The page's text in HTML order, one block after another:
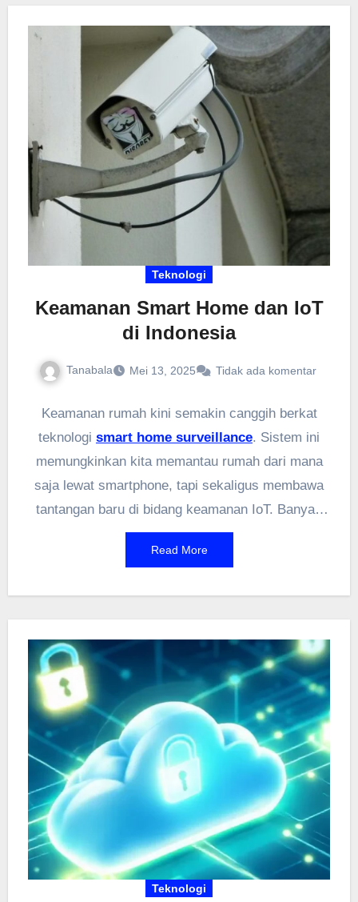
penting banget buat paham cara menjaga
privasi IoTsebelum terlambat.
Yuk, cek langkah-langkah praktisnya!
Teknologi
Keamanan Smart Home dan IoT
di Indonesia
Tanabala Mei 13, 2025 Tidak ada komentar
Keamanan rumah kini semakin canggih berkat
teknologi smart home surveillance. Sistem ini
memungkinkan kita memantau rumah dari mana
saja lewat smartphone, tapi sekaligus membawa
tantangan baru di bidang keamanan IoT. Banyak
orang belum sadar betapa rentannya perangkat
pintar jika tidak dikonfigurasi dengan benar. Mulai
rumah pintar, risiko yang mungkin muncul, dan
tips sederhana untuk menjaga keamanannya tetap
optimal.
Read More
Teknologi